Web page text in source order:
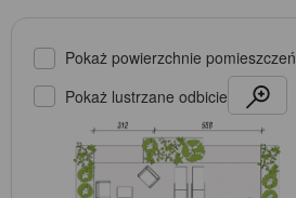
Pokaż powierzchnie pomieszczeń
Pokaż lustrzane odbicie